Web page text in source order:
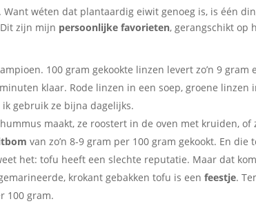
wéten dat plantaardig eiwit genoeg is, is één
zijn mijn persoonlijke favorieten, gerangschikt op
100 gram gekookte linzen levert zo’n 9 gram
klaar. Rode linzen in een soep, groene linzen
gebruik ze bijna dagelijks.
maakt, ze roostert in de oven met kruiden, of
van zo’n 8-9 gram per 100 gram gekookt. En
het: tofu heeft een slechte reputatie. Maar dat
krokant gebakken tofu is eenfeestje.
100 gram.